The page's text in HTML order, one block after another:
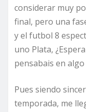
considerar muy
final, pero una
y el futbol 8
uno Plata,
pensabais en algo
Pues siendo
temporada, me